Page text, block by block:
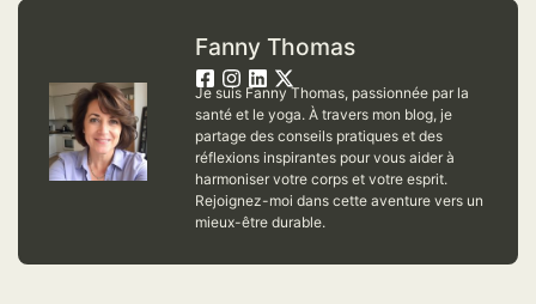
Fanny Thomas
Je suis Fanny Thomas, passionnée par la
santé et le yoga. À travers mon blog, je
partage des conseils pratiques et des
réflexions inspirantes pour vous aider à
harmoniser votre corps et votre esprit.
Rejoignez-moi dans cette aventure vers un
mieux-être durable.